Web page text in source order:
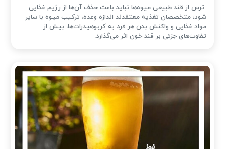
ترس از قند طبیعی میوه‌ها نباید باعث حذف آن‌ها از رژیم غذایی
شود؛ متخصصان تغذیه معتقدند اندازه وعده، ترکیب میوه با سایر
مواد غذایی و واکنش بدن هر فرد به کربوهیدرات‌ها، بیش از
تفاوت‌های جزئی بر قند خون اثر می‌گذارد.